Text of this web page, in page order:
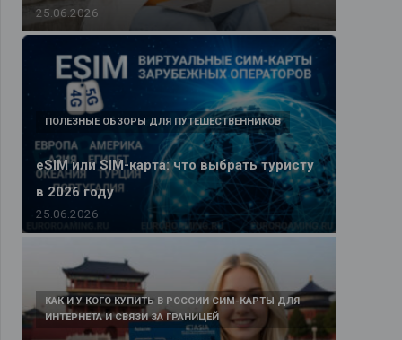
25.06.2026
eSIM или SIM-карта: что выбрать туристу
в 2026 году
ПОЛЕЗНЫЕ ОБЗОРЫ ДЛЯ ПУТЕШЕСТВЕННИКОВ
25.06.2026
КАК И У КОГО КУПИТЬ В РОССИИ СИМ-КАРТЫ ДЛЯ
ИНТЕРНЕТА И СВЯЗИ ЗА ГРАНИЦЕЙ